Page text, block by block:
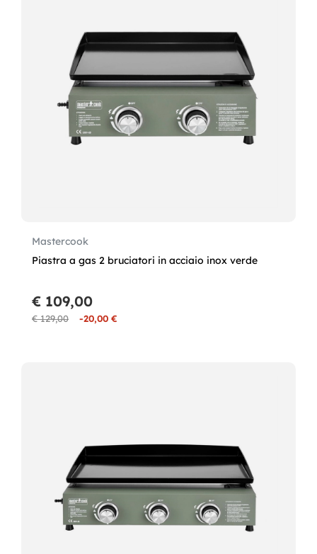
Mastercook
Piastra a gas 2 bruciatori in acciaio inox verde
€ 129,00 -20,00 €
€ 109,00